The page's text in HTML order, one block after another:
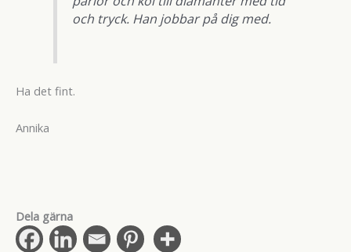
och tryck. Han jobbar på dig med.
Ha det fint.
Annika
Dela gärna